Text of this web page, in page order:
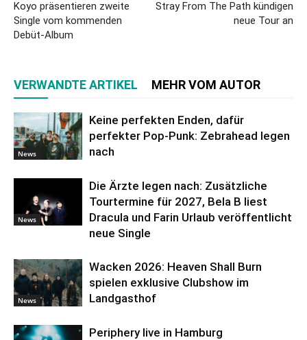
Koyo präsentieren zweite
Single vom kommenden
Debüt-Album
Stray From The Path kündigen
neue Tour an
VERWANDTE ARTIKEL MEHR VOM AUTOR
News
Keine perfekten Enden, dafür
perfekter Pop-Punk: Zebrahead legen
nach
News
Die Ärzte legen nach: Zusätzliche
Tourtermine für 2027, Bela B liest
Dracula und Farin Urlaub veröffentlicht
neue Single
News
Wacken 2026: Heaven Shall Burn
spielen exklusive Clubshow im
Landgasthof
Periphery live in Hamburg